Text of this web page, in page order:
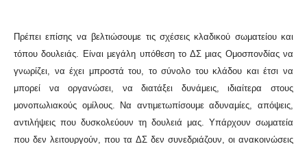
Πρέπει επίσης να βελτιώσουμε τις σχέσεις κλαδικού σωματείου και
τόπου δουλειάς. Είναι μεγάλη υπόθεση το ΔΣ μιας Ομοσπονδίας να
γνωρίζει, να έχει μπροστά του, το σύνολο του κλάδου και έτσι να
μπορεί να οργανώσει, να διατάξει δυνάμεις, ιδιαίτερα στους
μονοπωλιακούς ομίλους. Να αντιμετωπίσουμε αδυναμίες, απόψεις,
αντιλήψεις που δυσκολεύουν τη δουλειά μας. Υπάρχουν σωματεία
που δεν λειτουργούν, που τα ΔΣ δεν συνεδριάζουν, οι ανακοινώσεις